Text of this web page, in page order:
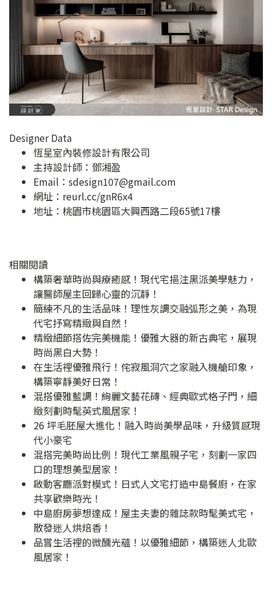
Designer Data
恆星室內裝修設計有限公司
主持設計師：鄧湘盈
Email： sdesign107@gmail.com
網址： reurl.cc/gnR6x4
地址： 桃園市桃園區大興西路二段65號17樓
相關閱讀
構築奢華時尚與療癒感！現代宅挹注黑派美學魅力，
讓醫師屋主回歸心靈的沉靜！
簡練不凡的生活品味！理性灰調交融弧形之美，為現
代宅抒寫精緻與自然！
精緻細節搭佐完美機能！優雅大器的新古典宅，展現
時尚黑白大勢！
在生活裡優雅飛行！侘寂風洞穴之家融入機艙印象，
構築寧靜美好日常！
混搭優雅藍調！絢麗文藝花磚、經典歐式格子門，細
緻刻劃時髦英式風居家！
26 坪毛胚屋大進化！融入時尚美學品味，升級質感現
代小豪宅
混搭完美時尚比例！現代工業風親子宅，刻劃一家四
口的理想美型居家！
啟動客廳派對模式！日式人文宅打造中島餐廚，在家
共享歡樂時光！
中島廚房夢想達成！屋主夫妻的雜誌款時髦美式宅，
散發迷人烘焙香！
品嘗生活裡的微醺光蘊！以優雅細節，構築迷人北歐
風居家！